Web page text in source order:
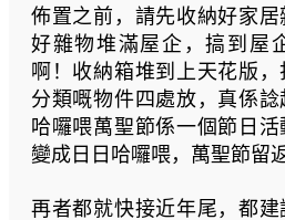
佈置之前，請先收納好家
好雜物堆滿屋企，搞到屋
啊！收納箱堆到上天花版
分類嘅物件四處放，真係
哈囉喂萬聖節係一個節日
變成日日哈囉喂，萬聖節留
再者都就快接近年尾，都